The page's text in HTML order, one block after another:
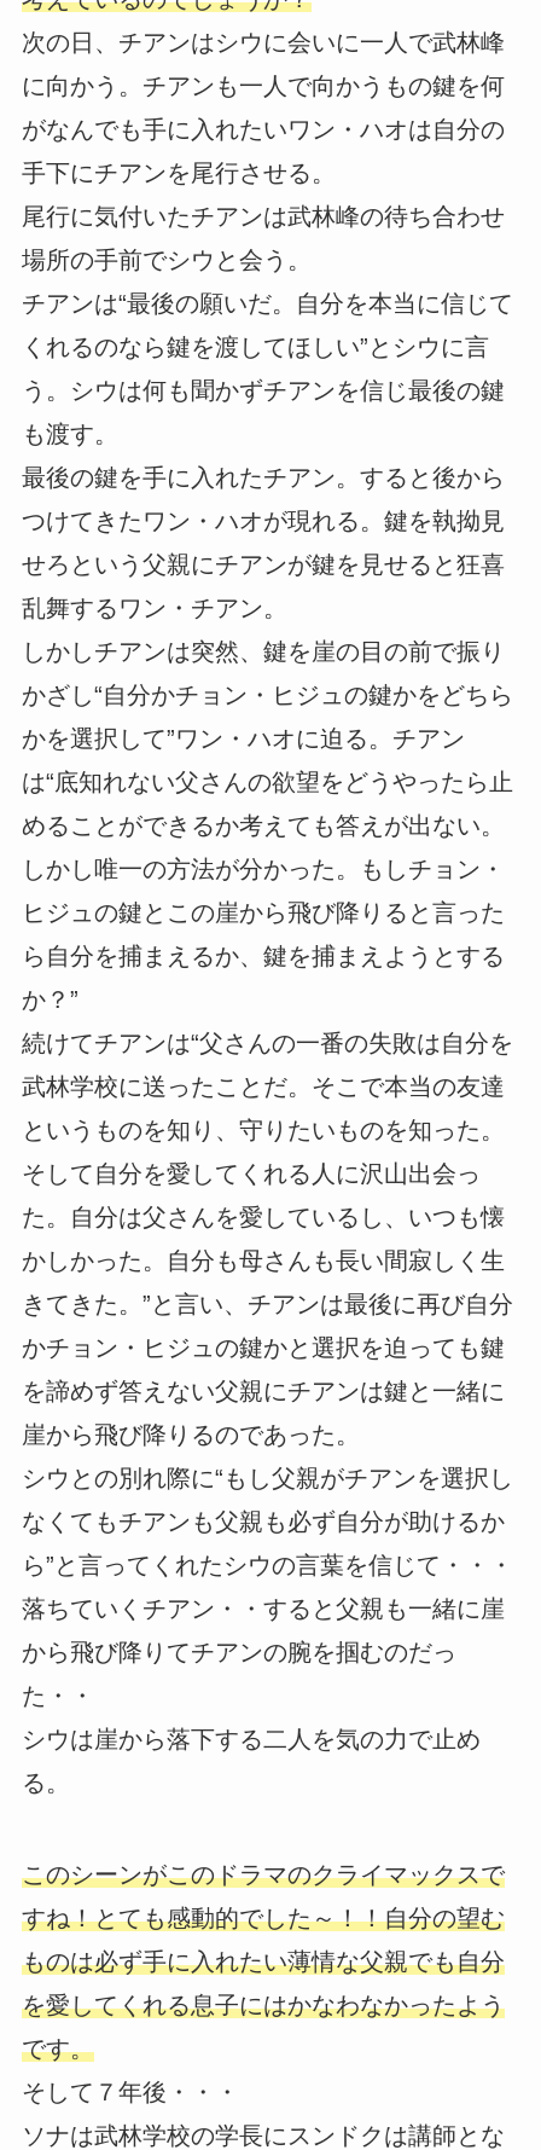
次の日、チアンはシウに会いに一人で武林峰
に向かう。チアンも一人で向かうもの鍵を何
がなんでも手に入れたいワン・ハオは自分の
手下にチアンを尾行させる。
尾行に気付いたチアンは武林峰の待ち合わせ
場所の手前でシウと会う。
チアンは“最後の願いだ。自分を本当に信じて
くれるのなら鍵を渡してほしい”とシウに言
う。シウは何も聞かずチアンを信じ最後の鍵
も渡す。
最後の鍵を手に入れたチアン。すると後から
つけてきたワン・ハオが現れる。鍵を執拗見
せろという父親にチアンが鍵を見せると狂喜
乱舞するワン・チアン。
しかしチアンは突然、鍵を崖の目の前で振り
かざし“自分かチョン・ヒジュの鍵かをどちら
かを選択して”ワン・ハオに迫る。チアン
は“底知れない父さんの欲望をどうやったら止
めることができるか考えても答えが出ない。
しかし唯一の方法が分かった。もしチョン・
ヒジュの鍵とこの崖から飛び降りると言った
ら自分を捕まえるか、鍵を捕まえようとする
か？”
続けてチアンは“父さんの一番の失敗は自分を
武林学校に送ったことだ。そこで本当の友達
というものを知り、守りたいものを知った。
そして自分を愛してくれる人に沢山出会っ
た。自分は父さんを愛しているし、いつも懐
かしかった。自分も母さんも長い間寂しく生
きてきた。”と言い、チアンは最後に再び自分
かチョン・ヒジュの鍵かと選択を迫っても鍵
を諦めず答えない父親にチアンは鍵と一緒に
崖から飛び降りるのであった。
シウとの別れ際に“もし父親がチアンを選択し
なくてもチアンも父親も必ず自分が助けるか
ら”と言ってくれたシウの言葉を信じて・・・
落ちていくチアン・・すると父親も一緒に崖
から飛び降りてチアンの腕を掴むのだっ
た・・
シウは崖から落下する二人を気の力で止め
る。
このシーンがこのドラマのクライマックスで
すね！とても感動的でした～！！自分の望む
ものは必ず手に入れたい薄情な父親でも自分
を愛してくれる息子にはかなわなかったよう
です。
そして７年後・・・
ソナは武林学校の学長にスンドクは講師とな